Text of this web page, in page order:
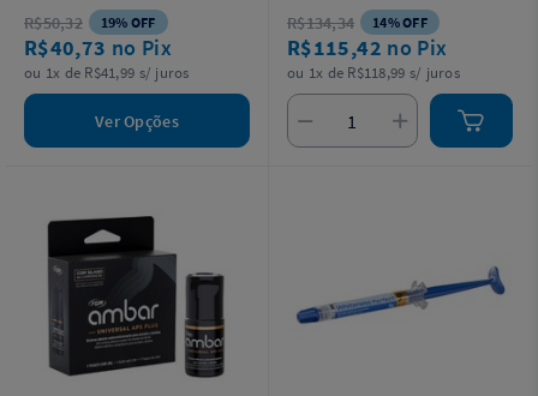
R$50,32 19% OFF
R$40,73 no Pix
ou 1x de R$41,99 s/ juros
Ver Opções
R$134,34 14% OFF
R$115,42 no Pix
ou 1x de R$118,99 s/ juros